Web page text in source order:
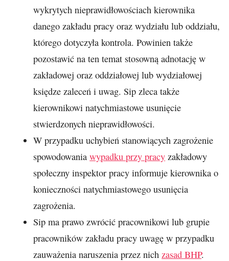
wykrytych nieprawidłowościach kierownika
danego zakładu pracy oraz wydziału lub oddziału,
którego dotyczyła kontrola. Powinien także
pozostawić na ten temat stosowną adnotację w
zakładowej oraz oddziałowej lub wydziałowej
księdze zaleceń i uwag. Sip zleca także
kierownikowi natychmiastowe usunięcie
stwierdzonych nieprawidłowości.
W przypadku uchybień stanowiących zagrożenie
spowodowaniawypadku przy pracy zakładowy
społeczny inspektor pracy informuje kierownika o
konieczności natychmiastowego usunięcia
zagrożenia.
Sip ma prawo zwrócić pracownikowi lub grupie
pracowników zakładu pracy uwagę w przypadku
zauważenia naruszenia przez nich zasad BHP.